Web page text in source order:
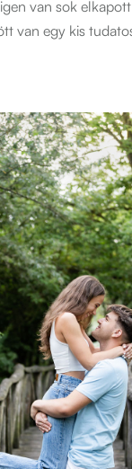
van sok
van egy kis